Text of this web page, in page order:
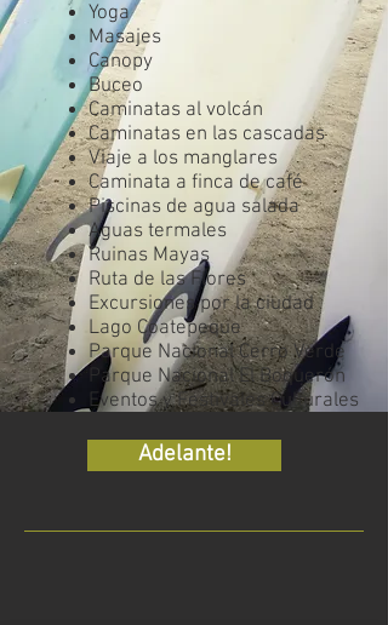
Yoga
Masajes
Canopy
Buceo
Caminatas al volcán
Caminatas en las cascadas
Viaje a los manglares
Caminata a finca de café
Piscinas de agua salada
Aguas termales
Ruinas Mayas
Ruta de las Flores
Excursiones por la ciudad
Lago Coatepeque
Parque Nacional Cerro Verde
Parque Nacional El Boquerón
Eventos y Festivales Culturales
Adelante!